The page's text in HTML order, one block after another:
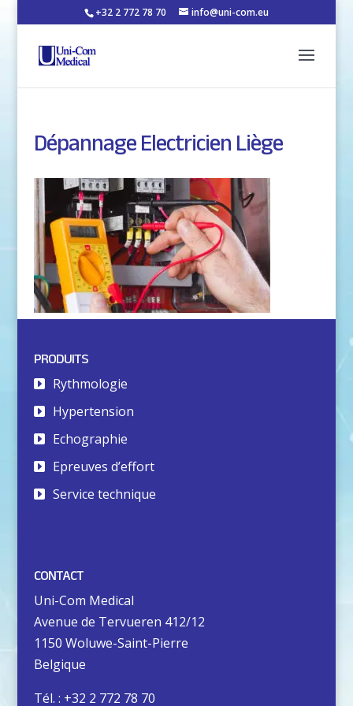
+32 2 772 78 70 info@uni-com.eu
Dépannage Electricien Liège
PRODUITS
Rythmologie
Hypertension
Echographie
Epreuves d’effort
Service technique
CONTACT
Uni-Com Medical
Avenue de Tervueren 412/12
1150 Woluwe-Saint-Pierre
Belgique
Tél. : +32 2 772 78 70